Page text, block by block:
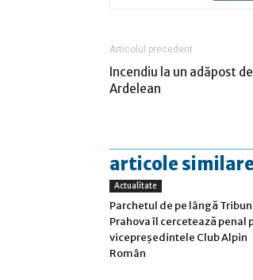
Articolul precedent
Incendiu la un adăpost
Ardelean
articole similare
Actualitate
Parchetul de pe lângă
Prahova îl cercetează penal
vicepreședintele Club Alpin
Român